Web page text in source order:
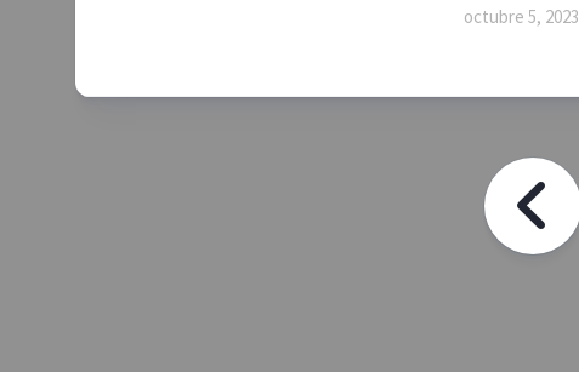
octubre 5, 2023